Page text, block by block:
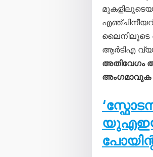
ലൈനിലൂടെ
ആർടിഎ
അതിവേഗം
അംഗമാവുക